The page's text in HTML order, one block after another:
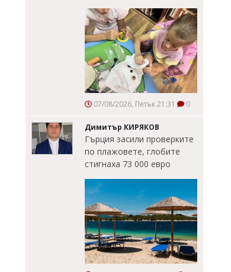
07/08/2026, Петък 21:31 0
Димитър КИРЯКОВ
Гърция засили проверките
по плажовете, глобите
стигнаха 73 000 евро